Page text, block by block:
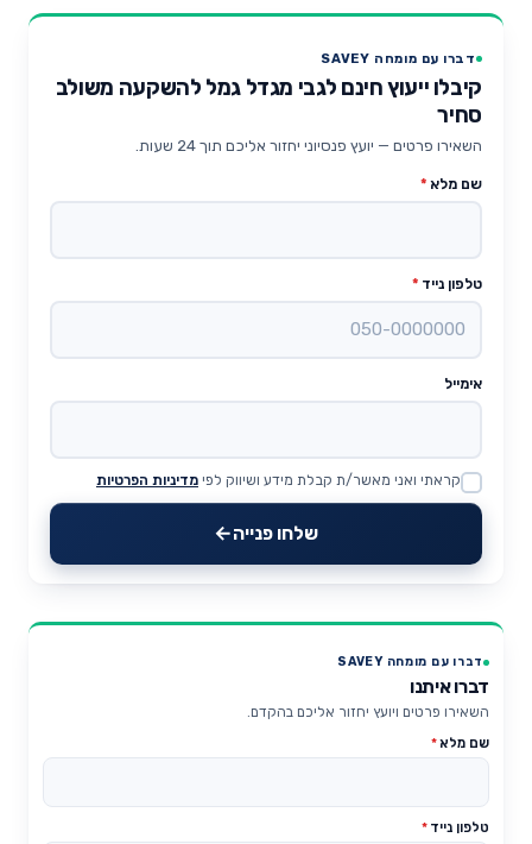
דברו עם מומחה SAVEY
קיבלו ייעוץ חינם לגבי מגדל גמל להשקעה משולב
סחיר
השאירו פרטים — יועץ פנסיוני יחזור אליכם תוך 24 שעות.
שם מלא *
טלפון נייד *
אימייל
Website
קראתי ואני מאשר/ת קבלת מידע ושיווק לפי מדיניות הפרטיות
שלחו פנייה
דברו עם מומחה SAVEY
דברו איתנו
השאירו פרטים ויועץ יחזור אליכם בהקדם.
שם מלא*
טלפון נייד *